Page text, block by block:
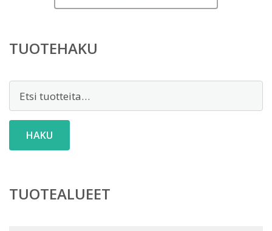
TUOTEHAKU
HAKU
TUOTEALUEET